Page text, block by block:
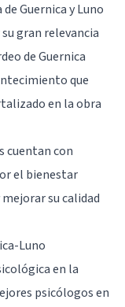
Guernica y Luno
gran relevancia
de Guernica
que
en la obra
cuentan con
el bienestar
su calidad
Luno
en la
psicólogos en